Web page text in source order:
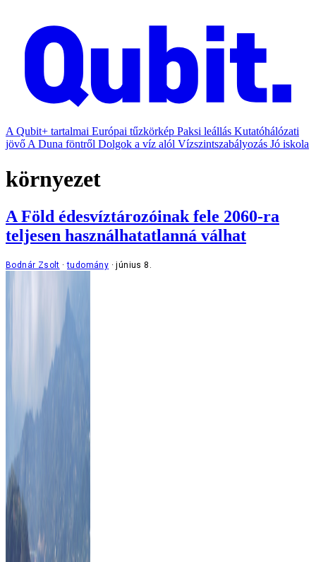
A Qubit+ tartalmai Európai tűzkörkép Paksi leállás Kutatóhálózati
jövő A Duna föntről Dolgok a víz alól Vízszintszabályozás Jó iskola
környezet
A Föld édesvíztározóinak fele 2060-ra
teljesen használhatatlanná válhat
Bodnár Zsolt tudomány június 8.